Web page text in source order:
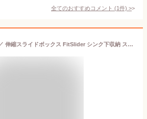
全てのおすすめコメント (1件) >
＼奥行33cm登場／ 伸縮スライドボックス FitSlider シンク下収納 スライド 収納 幅伸縮 引き出し キッチン収納 シンク下 収納 キッチン 収納 隙間 ホワイト ブラック シンプル おしゃれ 調味料 流し台下 洗面台下 洗面台下収納 キッチン下収納 [CICADA]